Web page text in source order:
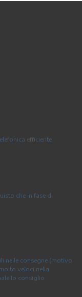
efficiente
che in fase di
nelle consegne (motivo
veloci nella
lo consiglio